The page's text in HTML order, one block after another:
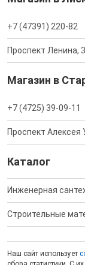
+7 (47391) 220-82
Проспект Ленина, 3
Магазин в
+7 (4725) 39-09-11
Проспект Алексея
Каталог
Инженерная
Строительные
Наш сайт использует